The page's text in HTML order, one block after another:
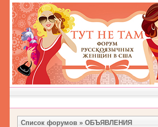
Список форумов » ОБЪЯВЛЕНИЯ